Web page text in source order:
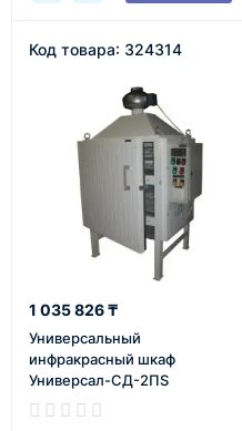
Код товара: 324314
1 035 826 ₸
Универсальный
инфракрасный шкаф
Универсал-СД-2ПS